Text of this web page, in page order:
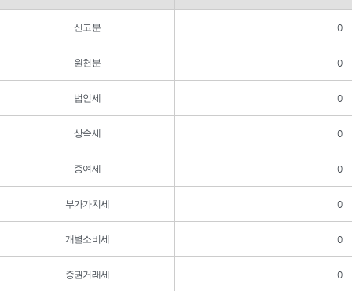
신고분 0
원천분 0
법인세 0
상속세 0
증여세 0
부가가치세 0
개별소비세 0
증권거래세 0